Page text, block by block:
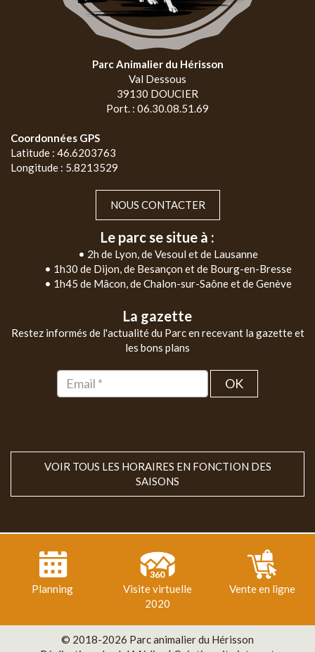
Parc Animalier du Hérisson
Val Dessous
39130 DOUCIER
Port. : 06.30.08.51.69
Coordonnées GPS
Latitude : 46.6203763
Longitude : 5.8213529
NOUS CONTACTER
Le parc se situe à :
• 2h de Lyon, de Vesoul et de Lausanne
• 1h30 de Dijon, de Besançon et de Bourg-en-Bresse
• 1h45 de Mâcon, de Chalon-sur-Saône et de Genève
La gazette
Restez informés de l'actualité du Parc en recevant la gazette et
les bons plans
OK
VOIR TOUS LES HORAIRES EN FONCTION DES
SAISONS
Planning
Visite virtuelle
2020
Vente en ligne
© 2018-2026 Parc animalier du Hérisson